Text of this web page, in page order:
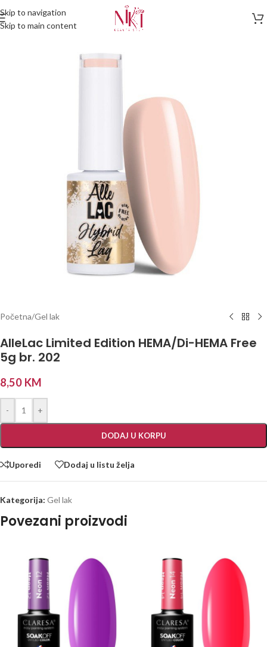
Skip to navigation
Skip to main content
Početna/Gel lak
AlleLac Limited Edition HEMA/Di-HEMA Free
5g br. 202
8,50 KM
- +
DODAJ U KORPU
Uporedi Dodaj u listu želja
Kategorija: Gel lak
Povezani proizvodi